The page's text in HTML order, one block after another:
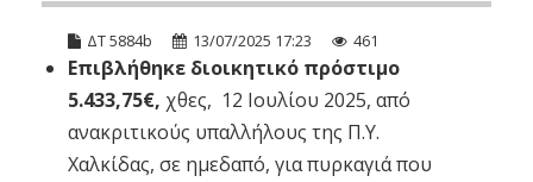
ΔΤ 5884b 13/07/2025 17:23 461
Επιβλήθηκε διοικητικό πρόστιμο
5.433,75€, χθες, 12 Ιουλίου 2025, από
ανακριτικούς υπαλλήλους της Π.Υ.
Χαλκίδας, σε ημεδαπό, για πυρκαγιά που